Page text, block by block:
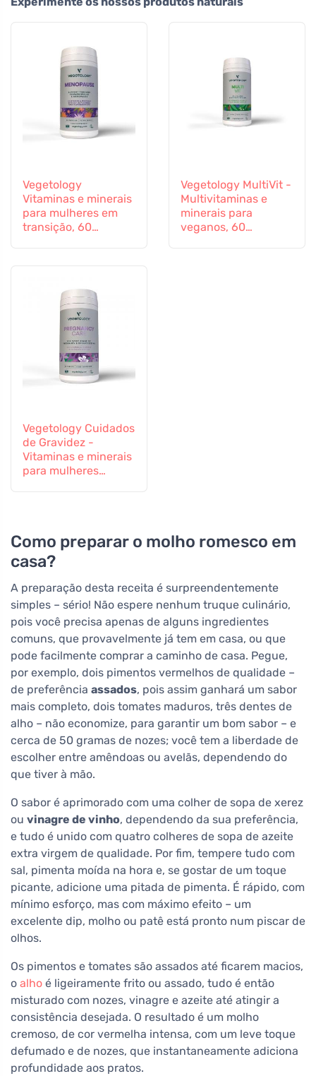
Vegetology
Vitaminas e minerais
para mulheres em
transição, 60
Vegetology MultiVit -
Multivitaminas e
minerais para
veganos, 60
Vegetology Cuidados
de Gravidez -
Vitaminas e minerais
para mulheres
Como preparar o molho romesco em
casa?
A preparação desta receita é surpreendentemente
simples – sério! Não espere nenhum truque culinário,
pois você precisa apenas de alguns ingredientes
comuns, que provavelmente já tem em casa, ou que
pode facilmente comprar a caminho de casa. Pegue,
por exemplo, dois pimentos vermelhos de qualidade –
de preferência assados, pois assim ganhará um sabor
mais completo, dois tomates maduros, três dentes de
alho – não economize, para garantir um bom sabor – e
cerca de 50 gramas de nozes; você tem a liberdade de
escolher entre amêndoas ou avelãs, dependendo do
que tiver à mão.
O sabor é aprimorado com uma colher de sopa de xerez
ou vinagre de vinho, dependendo da sua preferência,
e tudo é unido com quatro colheres de sopa de azeite
extra virgem de qualidade. Por fim, tempere tudo com
sal, pimenta moída na hora e, se gostar de um toque
picante, adicione uma pitada de pimenta. É rápido, com
mínimo esforço, mas com máximo efeito – um
excelente dip, molho ou patê está pronto num piscar de
olhos.
Os pimentos e tomates são assados até ficarem macios,
o alho é ligeiramente frito ou assado, tudo é então
misturado com nozes, vinagre e azeite até atingir a
consistência desejada. O resultado é um molho
cremoso, de cor vermelha intensa, com um leve toque
defumado e de nozes, que instantaneamente adiciona
profundidade aos pratos.